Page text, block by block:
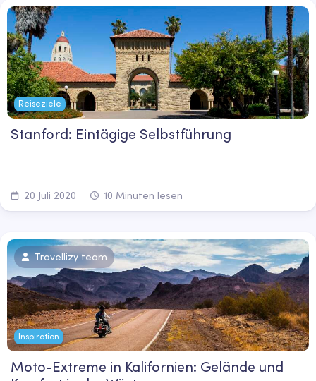
Reiseziele
Stanford: Eintägige Selbstführung
20 Juli 2020 10 Minuten lesen
Travellizy team
Inspiration
Moto-Extreme in Kalifornien: Gelände und